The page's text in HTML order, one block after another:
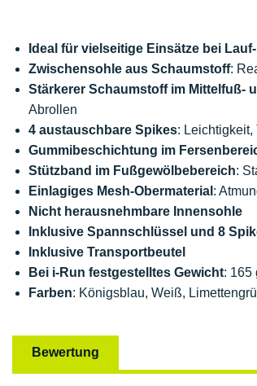
Ideal für vielseitige Einsätze bei
Zwischensohle aus Schaumstoff:
Stärkerer Schaumstoff im Mittelfuß-
Abrollen
4 austauschbare Spikes: Leichtigkeit,
Gummibeschichtung im
Stützband im Fußgewölbebereich:
Einlagiges Mesh-Obermaterial :
Nicht herausnehmbare Innensohle
Inklusive Spannschlüssel und 8
Inklusive Transportbeutel
Bei i-Run festgestelltes Gewicht: 165
Farben: Königsblau, Weiß,
Bewertung